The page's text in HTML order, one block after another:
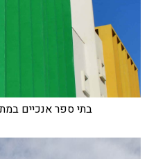
בתי ספר אנכיים